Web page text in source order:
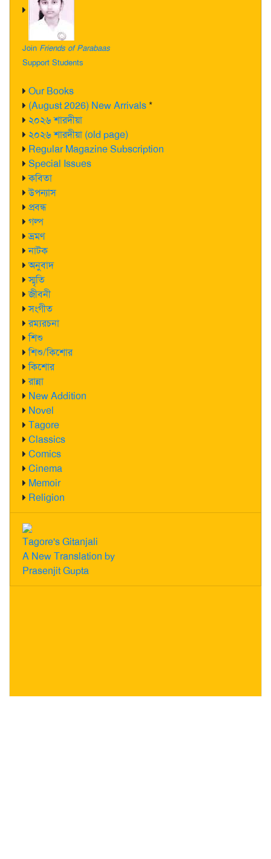
Join Friends of Parabaas
Support Students
Our Books
(August 2026) New Arrivals*
২০২৬ শারদীয়া
২০২৬ শারদীয়া (old page)
Regular Magazine Subscription
Special Issues
কবিতা
উপন্যাস
প্রবন্ধ
গল্প
ভ্রমণ
নাটক
অনুবাদ
স্মৃতি
জীবনী
সংগীত
রম্যরচনা
শিশু
শিশু/কিশোর
কিশোর
রান্না
New Addition
Novel
Tagore
Classics
Comics
Cinema
Memoir
Religion
Tagore's Gitanjali
A New Translation by
Prasenjit Gupta